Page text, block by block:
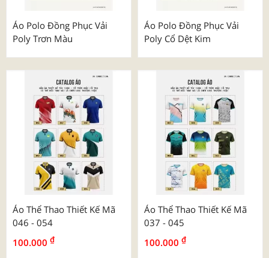
Áo Polo Đồng Phục Vải
Poly Trơn Màu
Áo Polo Đồng Phục Vải
Poly Cổ Dệt Kim
Áo Thể Thao Thiết Kế Mã
046 - 054
100.000 ₫
Áo Thể Thao Thiết Kế Mã
037 - 045
100.000 ₫